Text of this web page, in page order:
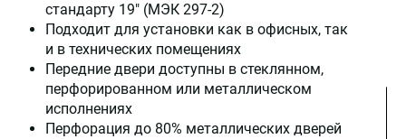
стандарту 19" (МЭК 297-2)
Подходит для установки как в офисных, так
и в технических помещениях
Передние двери доступны в стеклянном,
перфорированном или металлическом
исполнениях
Перфорация до 80% металлических дверей